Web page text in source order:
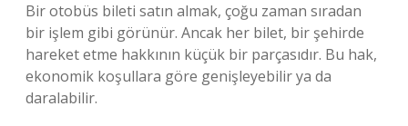
Bir otobüs bileti satın almak, çoğu zaman sıradan
bir işlem gibi görünür. Ancak her bilet, bir şehirde
hareket etme hakkının küçük bir parçasıdır. Bu hak,
ekonomik koşullara göre genişleyebilir ya da
daralabilir.